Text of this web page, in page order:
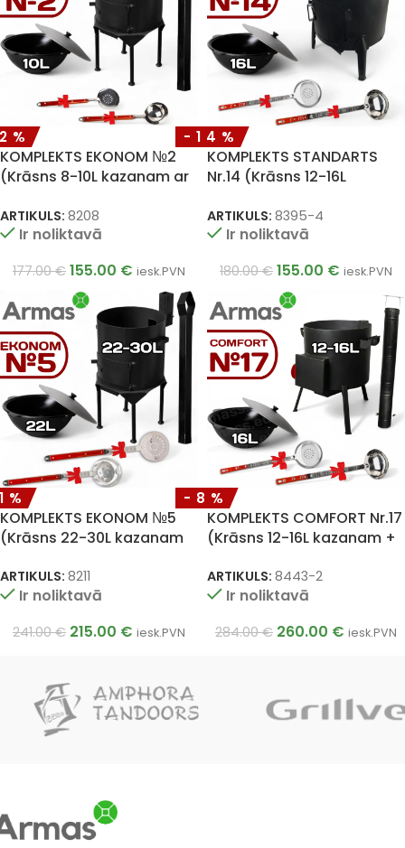
KOMPLEKTS EKONOM №2
(Krāsns 8-10L kazanam ar
10L + plova karote 40cm +
zupas kauss 40cm)
ARTIKULS: 8208
Ir noliktavā
177.00€ 155.00 € iesk.PVN
-14%
KOMPLEKTS STANDARTS
Nr.14 (Krāsns 12-16L
16L + plova karote 46cm +
zupas kauss 46cm)
ARTIKULS: 8395-4
Ir noliktavā
180.00€ 155.00 € iesk.PVN
KOMPLEKTS EKONOM №5
(Krāsns 22-30L kazanam
kazans 22L + plova karote
64cm + zupas kauss
ARTIKULS: 8211
Ir noliktavā
241.00€ 215.00 € iesk.PVN
-8%
KOMPLEKTS COMFORT Nr.17
(Krāsns 12-16L kazanam +
karote 46cm + zupas
kauss 46cm)
ARTIKULS: 8443-2
Ir noliktavā
284.00€ 260.00 € iesk.PVN